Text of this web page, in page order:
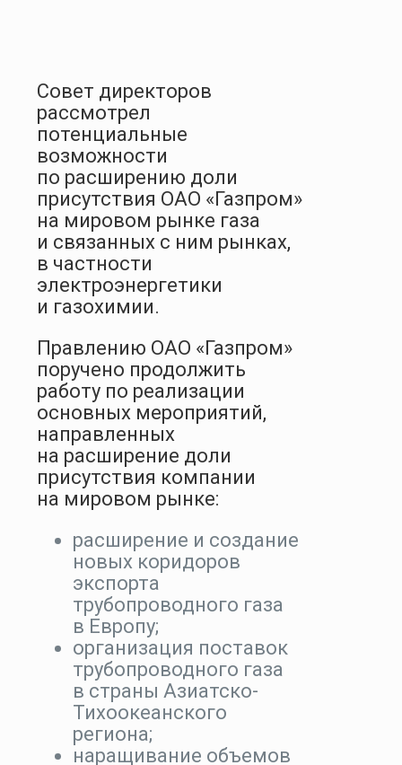
Совет директоров
рассмотрел
потенциальные
возможности
по расширению доли
присутствия ОАО «Газпром»
на мировом рынке газа
и связанных с ним рынках,
в частности
электроэнергетики
и газохимии.
Правлению ОАО «Газпром»
поручено продолжить
работу по реализации
основных мероприятий,
направленных
на расширение доли
присутствия компании
на мировом рынке:
расширение и создание
новых коридоров
экспорта
трубопроводного газа
в Европу;
организация поставок
трубопроводного газа
в страны Азиатско-
Тихоокеанского
региона;
наращивание объемов